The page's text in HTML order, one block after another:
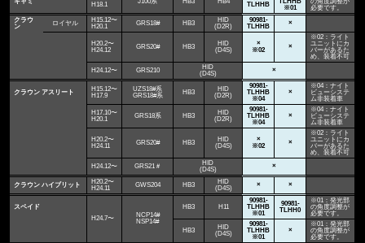
キャミ
H18.1
J100系 HB3 HB4
TLHHB
TLHHB
※01
の角度調整が
必要です。
クラウ
ン
ロイヤル
H15.12〜
H20.1
GRS18# HB3
HID
(D2R)
90981-
TLHHB
×
H20.2〜
H24.12
GRS20# HB3
HID
(D4S)
×
※02
×
※02：ライト
ユニットにカ
バーがあるた
め、装着不可
H24.12〜
GRS210
HID
(D4S)
×
クラウン アスリート
H15.12〜
H17.9
UZS18#系
GRS18#系
HB3
HID
(D2R)
90981-
TLHHB
※04
×
※04：ナイト
ビューシステ
ム非装着車
H17.10〜
H20.1
GRS18系 HB3
HID
(D2R)
90981-
TLHHB
※04
×
※04：ナイト
ビューシステ
ム非装着車
H20.2〜
H24.11
GRS20# HB3
HID
(D4S)
×
※02
×
※02：ライト
ユニットにカ
バーがあるた
め、装着不可
H24.12〜
GRS21＃
HID
(D4S)
×
クラウン ハイブリット
H20.2〜
H24.11
GWS204 HB3
HID
(D4S)
× ×
スペイド
H24.7〜
NCP14#
NSP14#
HB3 H11
90981-
TLHHB
※01
90981-
TLHH0
※01：発光部
の角度調整が
必要です。
HB3
HID
(D4S)
90981-
TLHHB
※01
×
※01：発光部
の角度調整が
必要です。